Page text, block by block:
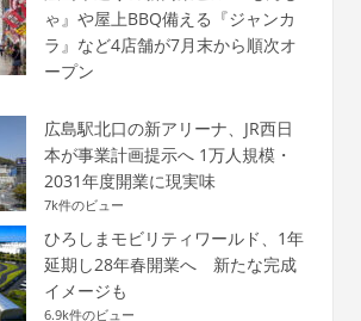
ゃ』や屋上BBQ備える『ジャンカ
ラ』など4店舗が7月末から順次オ
ープン
広島駅北口の新アリーナ、JR西日
本が事業計画提示へ 1万人規模・
2031年度開業に現実味
7k件のビュー
ひろしまモビリティワールド、1年
延期し28年春開業へ 新たな完成
イメージも
6.9k件のビュー